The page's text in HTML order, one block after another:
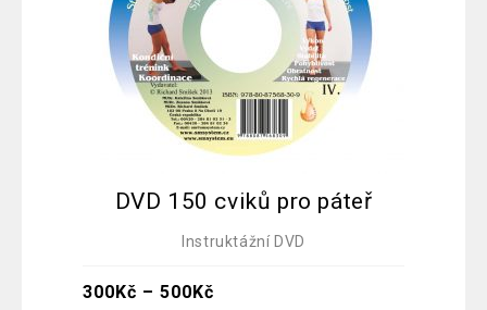
DVD 150 cviků pro páteř
Instruktážní DVD
300 Kč – 500 Kč